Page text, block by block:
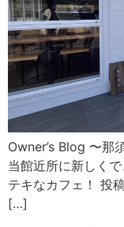
Owner’s Blog 〜那
当館近所に新しく
テキなカフェ！
[…]